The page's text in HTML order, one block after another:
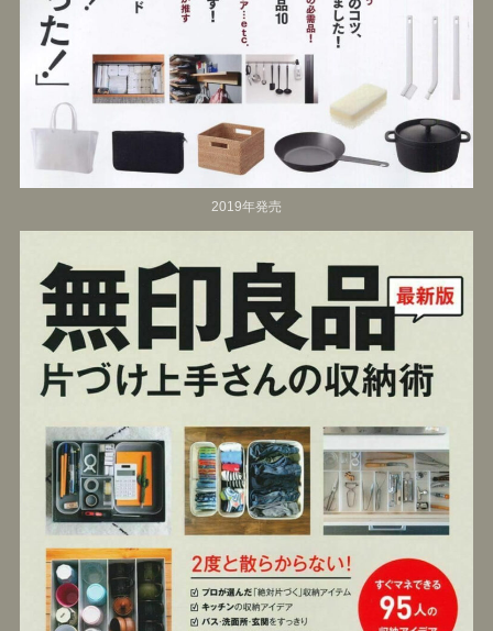
2019年発売